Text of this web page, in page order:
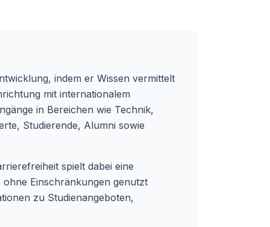
indem er Wissen vermittelt
mit internationalem
in Bereichen wie Technik,
Studierende, Alumni sowie
spielt dabei eine
Einschränkungen genutzt
zu Studienangeboten,